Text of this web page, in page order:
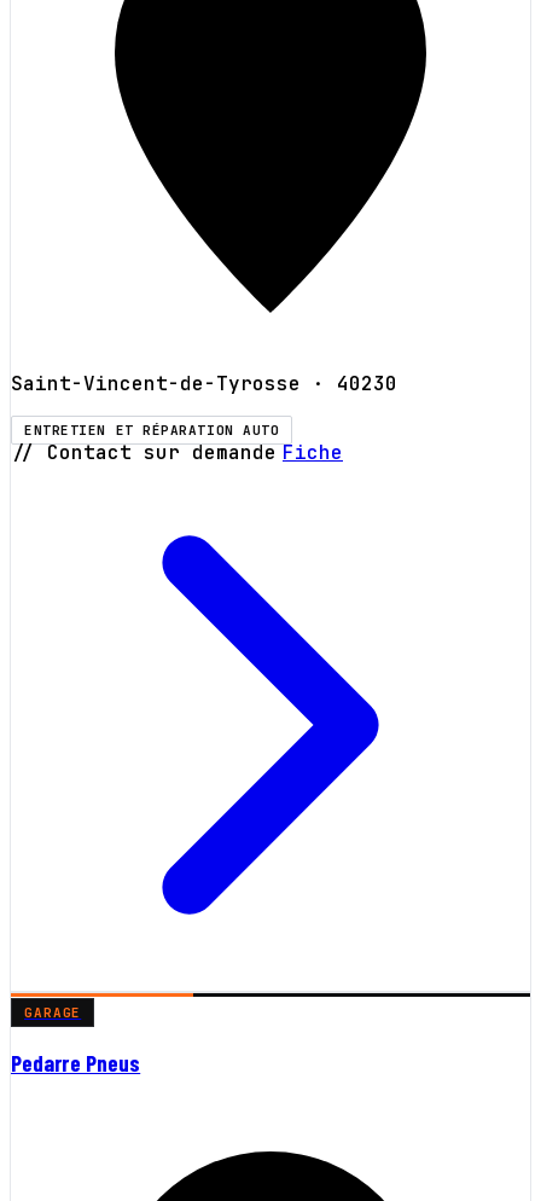
Saint-Vincent-de-Tyrosse · 40230
ENTRETIEN ET RÉPARATION AUTO
// Contact sur demande Fiche
GARAGE
Pedarre Pneus